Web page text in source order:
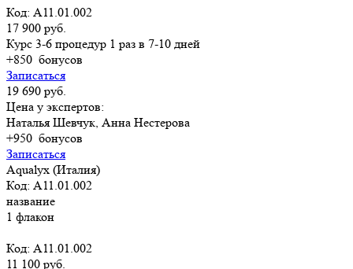
Код: A11.01.002
17 900 руб.
Курс 3-6 процедур 1 раз в 7-10 дней
+850 бонусов
Записаться
19 690 руб.
Цена у экспертов:
Наталья Шевчук, Анна Нестерова
+950 бонусов
Записаться
Aqualyx (Италия)
Код: A11.01.002
название
1 флакон
Код: A11.01.002
11 100 руб.